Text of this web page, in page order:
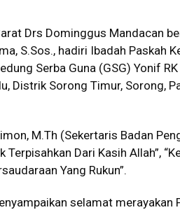
Drs Dominggus Mandacan
S.Sos., hadiri Ibadah Paskah
Serba Guna (GSG) Yonif
Distrik Sorong Timur, Sorong,
M.Th (Sekertaris Badan
Dari Kasih Allah”,
Yang Rukun”.
selamat merayakan